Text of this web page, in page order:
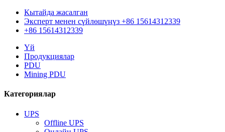
Кытайда жасалган
Эксперт менен сүйлөшүңүз +86 15614312339
+86 15614312339
Үй
Продукциялар
PDU
Mining PDU
Категориялар
UPS
Offline UPS